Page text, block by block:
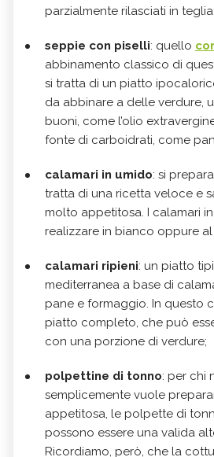
parzialmente rilasciati in teglia;
seppie con piselli: quello
abbinamento classico di
si tratta di un piatto
da abbinare a delle verdure,
buoni, come l’olio
fonte di carboidrati, come
calamari in umido: si
tratta di una ricetta veloce e
molto appetitosa. I calamari
realizzare in bianco oppure
calamari ripieni: un piatto
mediterranea a base di
pane e formaggio. In questo
piatto completo, che può
con una porzione di verdure;
polpettine di tonno: per chi
semplicemente vuole
appetitosa, le polpette di
possono essere una valida
Ricordiamo, però, che la